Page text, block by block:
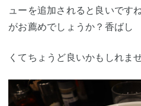
ューを追加されると良いです
がお薦めでしょうか？香ばし
くてちょうど良いかもしれま